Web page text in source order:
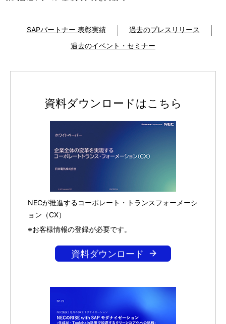
SAPパートナー 表彰実績
過去のプレスリリース
過去のイベント・セミナー
資料ダウンロードはこちら
※お客様情報の登録が必要です。
資料ダウンロード
NECが推進するコーポレート・トランスフォーメーシ
ョン（CX）